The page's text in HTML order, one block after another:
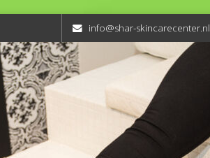
info@shar-skincarecenter.nl